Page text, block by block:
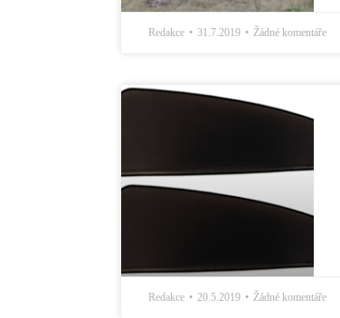
Redakce 31.7.2019 Žádné komentáře
Redakce 20.5.2019 Žádné komentáře